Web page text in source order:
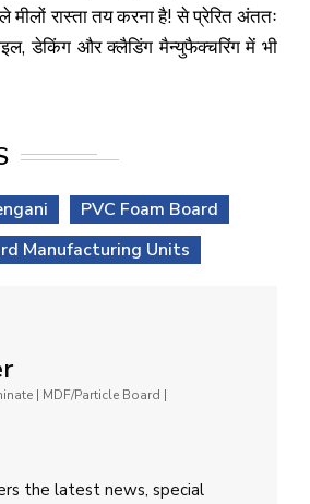
रास्ता तय करना है! से प्रेरित अंततः
डेकिंग और क्लैडिंग मैन्युफैक्चरिंग में भी
PVC Foam Board
Manufacturing Units
| MDF/Particle Board |
the latest news, special